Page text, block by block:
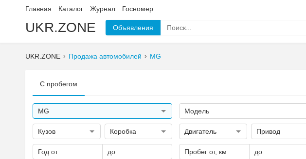
Главная Каталог Журнал Госномер
UKR.ZONE Объявления
UKR.ZONE Продажа автомобилей MG
С пробегом
MG Модель
Кузов Коробка Двигатель Привод
Год от до Пробег от, км до